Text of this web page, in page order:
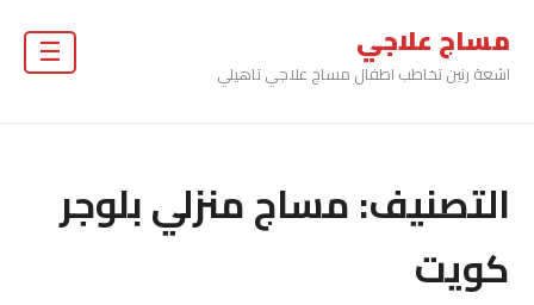
مساج علاجي
اشعة رنين تخاطب اطفال مساج علاجي تاهيلي
التصنيف:مساج منزلي بلوجر
كويت